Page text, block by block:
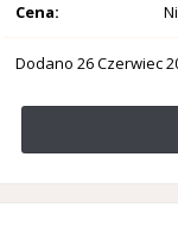
Cena:
Dodano26 Czerwiec